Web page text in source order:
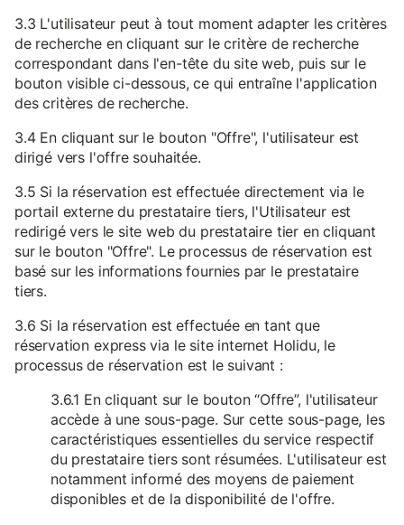
3.3 L'utilisateur peut à tout moment adapter les critères
de recherche en cliquant sur le critère de recherche
correspondant dans l'en-tête du site web, puis sur le
bouton visible ci-dessous, ce qui entraîne l'application
des critères de recherche.
3.4 En cliquant sur le bouton "Offre", l'utilisateur est
dirigé vers l'offre souhaitée.
3.5 Si la réservation est effectuée directement via le
portail externe du prestataire tiers, l'Utilisateur est
redirigé vers le site web du prestataire tier en cliquant
sur le bouton "Offre". Le processus de réservation est
basé sur les informations fournies par le prestataire
tiers.
3.6 Si la réservation est effectuée en tant que
réservation express via le site internet Holidu, le
processus de réservation est le suivant :
3.6.1 En cliquant sur le bouton “Offre”, l'utilisateur
accède à une sous-page. Sur cette sous-page, les
caractéristiques essentielles du service respectif
du prestataire tiers sont résumées. L'utilisateur est
notamment informé des moyens de paiement
disponibles et de la disponibilité de l'offre.